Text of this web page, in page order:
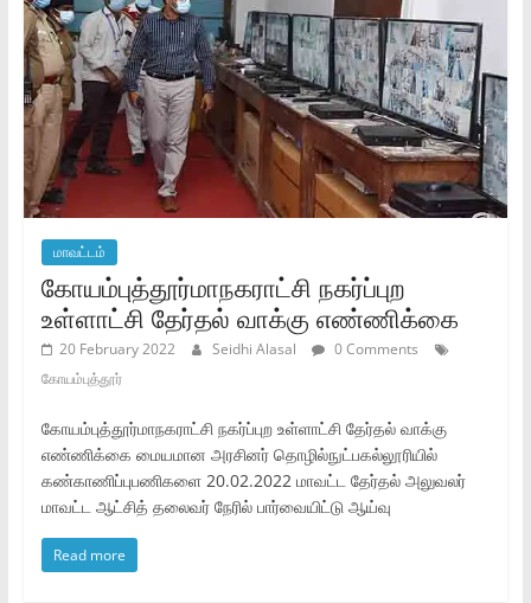
மாவட்டம்
கோயம்புத்தூர்மாநகராட்சி நகர்ப்புற
உள்ளாட்சி தேர்தல் வாக்கு எண்ணிக்கை
20 February 2022 Seidhi Alasal
0 Comments
கோயம்புத்தூர்
கோயம்புத்தூர்மாநகராட்சி நகர்ப்புற உள்ளாட்சி தேர்தல் வாக்கு
எண்ணிக்கை மையமான அரசினர் தொழில்நுட்பகல்லூரியில்
கண்காணிப்புபணிகளை 20.02.2022 மாவட்ட தேர்தல் அலுவலர்
மாவட்ட ஆட்சித் தலைவர் நேரில் பார்வையிட்டு ஆய்வு
Read more